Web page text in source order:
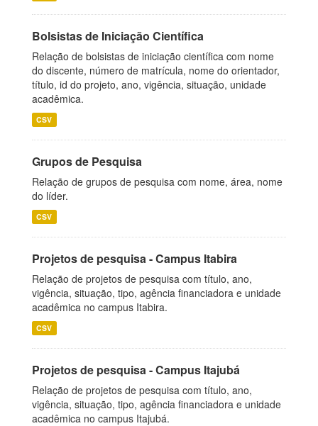
Bolsistas de Iniciação Científica
Relação de bolsistas de iniciação científica com nome
do discente, número de matrícula, nome do orientador,
título, id do projeto, ano, vigência, situação, unidade
acadêmica.
CSV
Grupos de Pesquisa
Relação de grupos de pesquisa com nome, área, nome
do líder.
CSV
Projetos de pesquisa - Campus Itabira
Relação de projetos de pesquisa com título, ano,
vigência, situação, tipo, agência financiadora e unidade
acadêmica no campus Itabira.
CSV
Projetos de pesquisa - Campus Itajubá
Relação de projetos de pesquisa com título, ano,
vigência, situação, tipo, agência financiadora e unidade
acadêmica no campus Itajubá.